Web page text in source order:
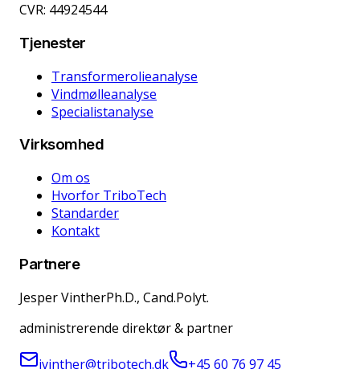
CVR: 44924544
Tjenester
Transformerolieanalyse
Vindmølleanalyse
Specialistanalyse
Virksomhed
Om os
Hvorfor TriboTech
Standarder
Kontakt
Partnere
Jesper VintherPh.D., Cand.Polyt.
administrerende direktør & partner
jvinther@tribotech.dk
+45 60 76 97 45